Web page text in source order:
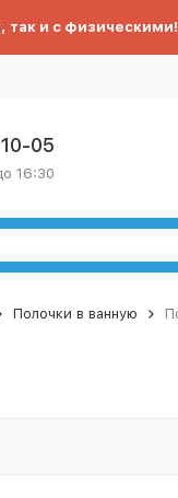
и с физическими!
05
16:30
Полочки в ванную